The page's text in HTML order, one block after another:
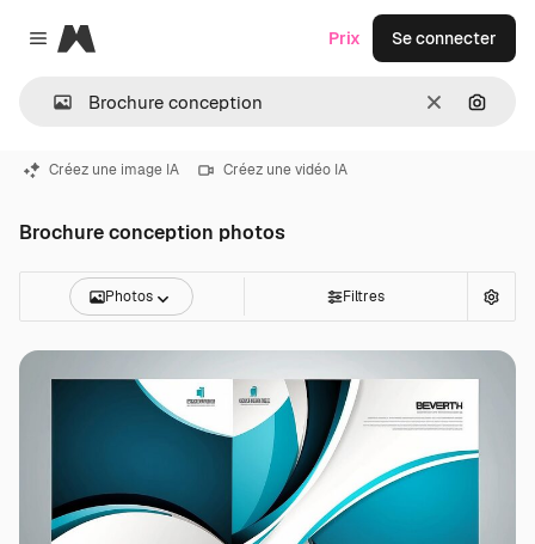
Close menu
Magnific
Effacer
Prix Se connecter
Créez une image IA Créez une vidéo IA
Brochure conception photos
Photos Filtres